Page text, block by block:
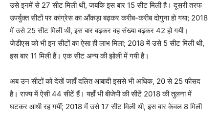
उसे इनमें से 27 सीट मिली थी, जबकि इस बार 15 सीट मिली है। दूसरी तरफ
उपर्युक्त सीटों पर कांग्रेस का आँकड़ा बढ़कर करीब-करीब दोगुना हो गया; 2018
में उसे 25 सीट मिली थी, इस बार बढ़कर वह संख्या बढ़कर 42 हो गयी।
जेडीएस को भी इन सीटों का ऐसा ही लाभ मिला; 2018 में उसे 5 सीट मिली थी,
इस बार 11 मिली हैं। एक सीट अन्य की झोली में गयी है।
अब उन सीटों को देखें जहाँ दलित आबादी इससे भी अधिक, 20 से 25 फीसद
है। राज्य में ऐसी 44 सीटें हैं। यहाँ भी बीजेपी की सीटें 2018 की तुलना में
घटकर आधी रह गयीं; 2018 में उसे 17 सीट मिली थी, इस बार केवल 8 मिली